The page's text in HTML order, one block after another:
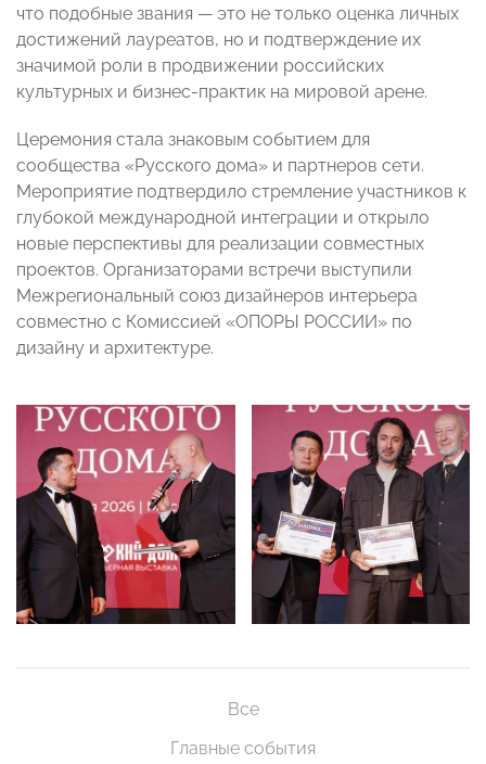
что подобные звания — это не только оценка личных
достижений лауреатов, но и подтверждение их
значимой роли в продвижении российских
культурных и бизнес-практик на мировой арене.
Церемония стала знаковым событием для
сообщества «Русского дома» и партнеров сети.
Мероприятие подтвердило стремление участников к
глубокой международной интеграции и открыло
новые перспективы для реализации совместных
проектов. Организаторами встречи выступили
Межрегиональный союз дизайнеров интерьера
совместно с Комиссией «ОПОРЫ РОССИИ» по
дизайну и архитектуре.
Все
Главные события